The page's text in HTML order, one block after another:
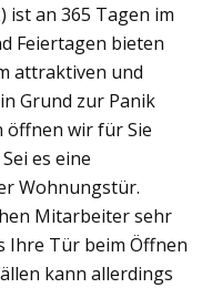
ist an 365 Tagen im
Feiertagen bieten
attraktiven und
Grund zur Panik
öffnen wir für Sie
es eine
Wohnungstür.
Mitarbeiter sehr
Ihre Tür beim Öffnen
kann allerdings